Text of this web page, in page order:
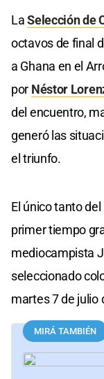
LaSelección de
octavos de final
a Ghana en el
por Néstor
del encuentro,
generó las
el triunfo.
El único tanto
primer tiempo
mediocampista
seleccionado
martes 7 de julio
MIRÁ TAMBIÉN